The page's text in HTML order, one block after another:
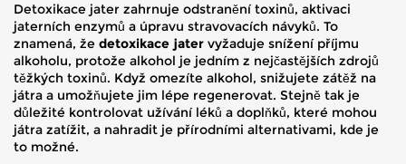
Detoxikace jater zahrnuje odstranění toxinů, aktivaci
jaterních enzymů a úpravu stravovacích návyků. To
znamená, že detoxikace jater vyžaduje snížení příjmu
alkoholu, protože alkohol je jedním z nejčastějších zdrojů
těžkých toxinů. Když omezíte alkohol, snižujete zátěž na
játra a umožňujete jim lépe regenerovat. Stejně tak je
důležité kontrolovat užívání léků a doplňků, které mohou
játra zatížit, a nahradit je přírodními alternativami, kde je
to možné.